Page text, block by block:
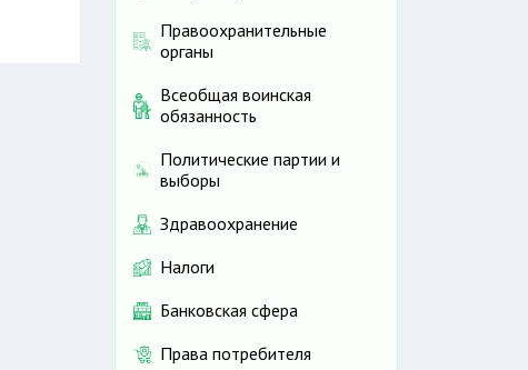
Правоохранительные
органы
Всеобщая воинская
обязанность
Политические партии и
выборы
Здравоохранение
Налоги
Банковская сфера
Права потребителя